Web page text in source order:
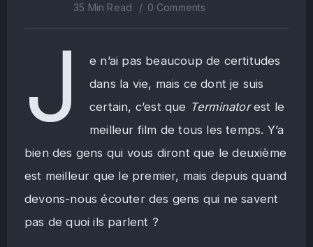
35 Min Read
0 Comments
J
e n’ai pas beaucoup de certitudes
dans la vie, mais ce dont je suis
certain, c’est que Terminatorest le
meilleur film de tous les temps. Y’a
bien des gens qui vous diront que le deuxième
est meilleur que le premier, mais depuis quand
devons-nous écouter des gens qui ne savent
pas de quoi ils parlent ?